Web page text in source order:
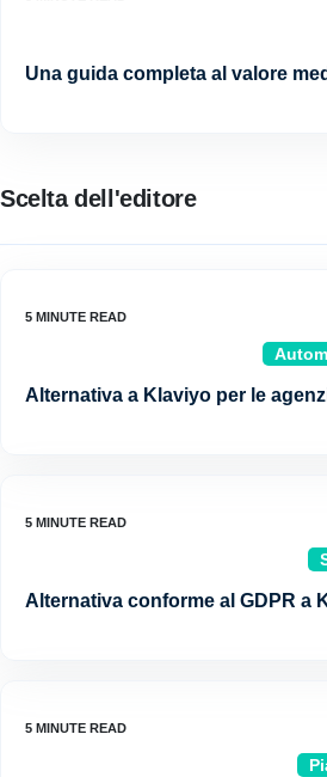
Una guida completa al valore
Scelta dell'editore
Alternativa a Klaviyo per le
Alternativa conforme al GDPR a